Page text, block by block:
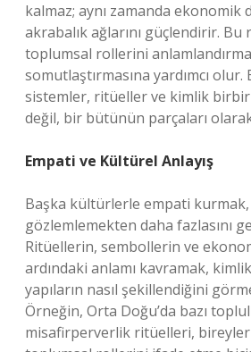
kalmaz; aynı zamanda ekonomik
akrabalık ağlarını güçlendirir.
toplumsal rollerini
somutlaştırmasına yardımcı
sistemler, ritüeller ve kimlik
değil, bir bütünün parçaları
Empati ve Kültürel Anlayış
Başka kültürlerle empati kurmak,
gözlemlemekten daha fazlasını
Ritüellerin, sembollerin ve
ardındaki anlamı kavramak,
yapıların nasıl şekillendiğini
Örneğin, Orta Doğu’da bazı
misafirperverlik ritüelleri,